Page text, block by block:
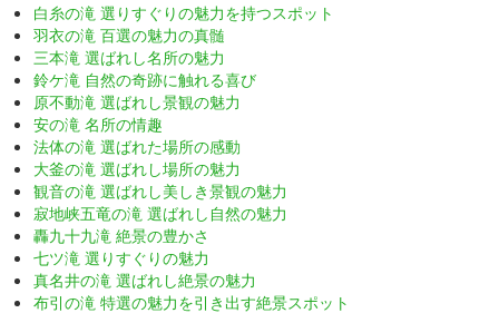
白糸の滝 選りすぐりの魅力を持つスポット
羽衣の滝 百選の魅力の真髄
三本滝 選ばれし名所の魅力
鈴ケ滝 自然の奇跡に触れる喜び
原不動滝 選ばれし景観の魅力
安の滝 名所の情趣
法体の滝 選ばれた場所の感動
大釜の滝 選ばれし場所の魅力
観音の滝 選ばれし美しき景観の魅力
寂地峡五竜の滝 選ばれし自然の魅力
轟九十九滝 絶景の豊かさ
七ツ滝 選りすぐりの魅力
真名井の滝 選ばれし絶景の魅力
布引の滝 特選の魅力を引き出す絶景スポット